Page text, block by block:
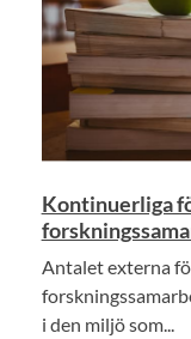
Kontinuerliga
Antalet externa
i den miljö som...